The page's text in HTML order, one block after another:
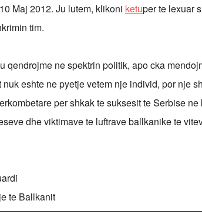
Maj 2012. Ju lutem, klikoni ketuper te lexuar
tim.
qendrojme ne spektrin politik, apo cka
eshte ne pyetje vetem nje individ, por nje
per shkak te suksesit te Serbise
dhe viktimave te luftrave ballkanike te
te Ballkanit